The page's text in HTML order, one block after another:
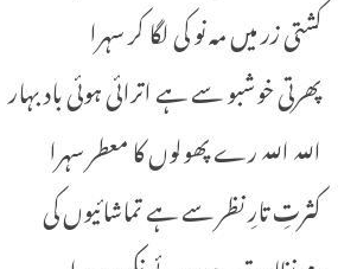
کشتی زر میں مہ نو کی لگا کر سہرا
پھرتی خوشبو سے ہے اترائی ہوئی باد بہار
اللہ اللہ رے پھولوں کا معطر سہرا
کثرتِ تارِ نظر سے ہے تماشائیوں کی